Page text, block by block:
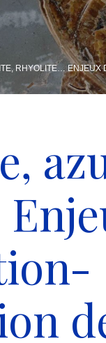
RHYOLITE… ENJEUX